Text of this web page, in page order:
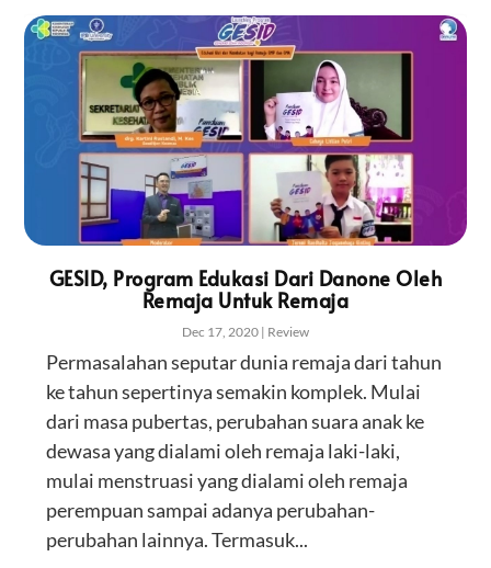
GESID, Program Edukasi Dari Danone Oleh
Remaja Untuk Remaja
Dec 17, 2020 | Review
Permasalahan seputar dunia remaja dari tahun
ke tahun sepertinya semakin komplek. Mulai
dari masa pubertas, perubahan suara anak ke
dewasa yang dialami oleh remaja laki-laki,
mulai menstruasi yang dialami oleh remaja
perempuan sampai adanya perubahan-
perubahan lainnya. Termasuk...